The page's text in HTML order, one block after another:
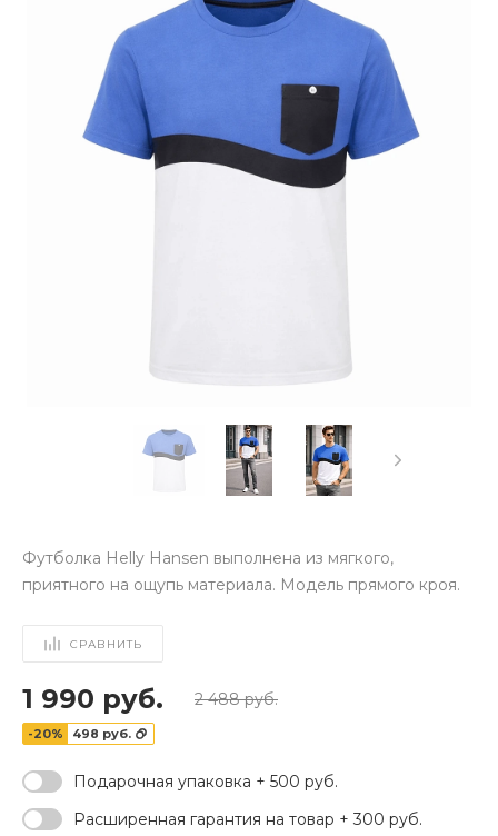
Футболка Helly Hansen выполнена из мягкого,
приятного на ощупь материала. Модель прямого кроя.
СРАВНИТЬ
1 990 руб. 2 488 руб.
-20% 498 руб.
Подарочная упаковка + 500 руб.
Расширенная гарантия на товар + 300 руб.